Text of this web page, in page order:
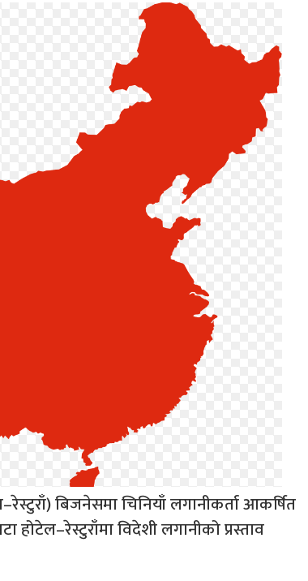
बिजनेसमा चिनियाँ लगानीकर्ता आकर्षित
विदेशी लगानीको प्रस्ताव